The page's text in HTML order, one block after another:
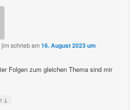
jim schriebam16. August 2023 um
Folgen zum gleichen Thema sind mir
↓